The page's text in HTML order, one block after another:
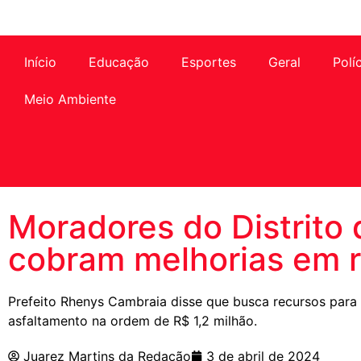
Início Educação Esportes Geral
Meio Ambiente
Moradores do Distrito
cobram melhorias em
Prefeito Rhenys Cambraia disse que busca recursos
asfaltamento na ordem de R$ 1,2 milhão.
Juarez Martins da Redação 3 de abril de 2024